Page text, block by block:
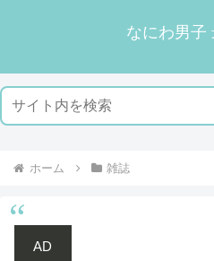
なにわ男子
ホーム 雑誌
AD